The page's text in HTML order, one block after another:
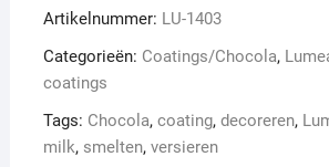
Artikelnummer: LU-1403
Categorieën: Coatings/Chocola,
coatings
Tags: Chocola, coating, decoreren,
milk, smelten, versieren